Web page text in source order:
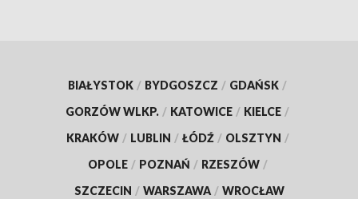
BIAŁYSTOK / BYDGOSZCZ / GDAŃSK /
GORZÓW WLKP. / KATOWICE / KIELCE /
KRAKÓW / LUBLIN / ŁÓDŹ / OLSZTYN /
OPOLE / POZNAŃ / RZESZÓW /
SZCZECIN / WARSZAWA / WROCŁAW